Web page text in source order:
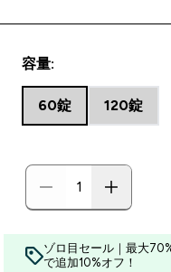
容量:
60錠 120錠
ゾロ目セール｜最大
で追加10%オフ！